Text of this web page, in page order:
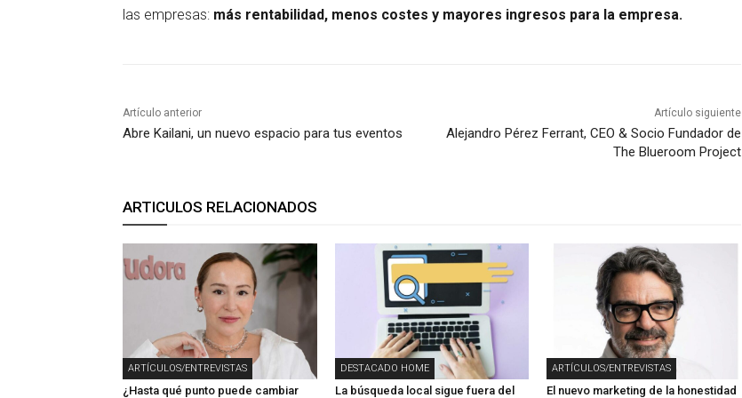
las empresas: más rentabilidad, menos costes y mayores ingresos para la empresa.
Artículo anterior
Abre Kailani, un nuevo espacio para tus eventos
Artículo siguiente
Alejandro Pérez Ferrant, CEO & Socio Fundador de
The Blueroom Project
ARTICULOS RELACIONADOS
ARTÍCULOS/ENTREVISTAS
¿Hasta qué punto puede cambiar
DESTACADO HOME
La búsqueda local sigue fuera del
ARTÍCULOS/ENTREVISTAS
El nuevo marketing de la honestidad